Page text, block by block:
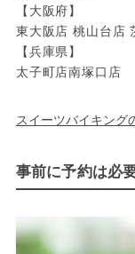
【大阪府】
東大阪店 桃山台店
【兵庫県】
太子町店南塚口店
スイーツバイキング
事前に予約は必